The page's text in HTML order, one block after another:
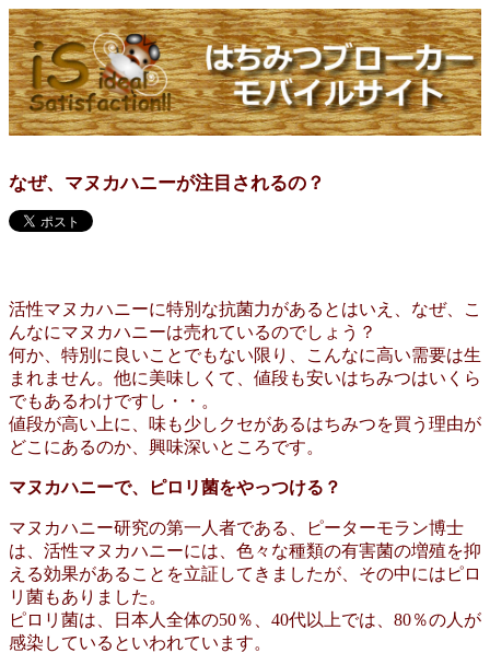
なぜ、マヌカハニーが注目されるの？
活性マヌカハニーに特別な抗菌力があるとはいえ、なぜ、こ
んなにマヌカハニーは売れているのでしょう？
何か、特別に良いことでもない限り、こんなに高い需要は生
まれません。他に美味しくて、値段も安いはちみつはいくら
でもあるわけですし・・。
値段が高い上に、味も少しクセがあるはちみつを買う理由が
どこにあるのか、興味深いところです。
マヌカハニーで、ピロリ菌をやっつける？
マヌカハニー研究の第一人者である、ピーターモラン博士
は、活性マヌカハニーには、色々な種類の有害菌の増殖を抑
える効果があることを立証してきましたが、その中にはピロ
リ菌もありました。
ピロリ菌は、日本人全体の50％、40代以上では、80％の人が
感染しているといわれています。